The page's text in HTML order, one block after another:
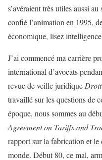
s’avéraient très utiles aussi
confié l’animation en 1995,
économique, lisez
J’ai commencé ma carrière
international d’avocats
revue de veille juridique
travaillé sur les questions de
époque, nous sommes au
Agreement on Tariffs and
rapport sur la fabrication et le
monde. Début 80, ce mal,